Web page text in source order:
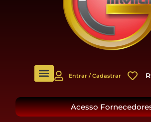
Entrar / Cadastrar
Acesso